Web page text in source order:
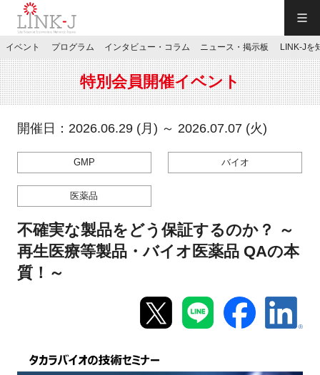
JP／EN
特別会員専用メニュー
お問い合わせ
イベント プログラム インタビュー・コラム ニュース・掲示板 LINK-Jを
特別会員開催イベント
開催日：2026.06.29 (月) ～ 2026.07.07 (火)
GMP バイオ
医薬品
不確実な製品をどう保証するのか？ ～
再生医療等製品・バイオ医薬品 QAの本
質！～